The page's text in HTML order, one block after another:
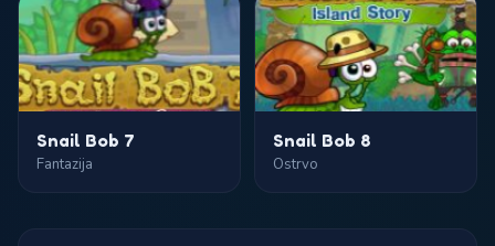
Snail Bob 7
Fantazija
Snail Bob 8
Ostrvo